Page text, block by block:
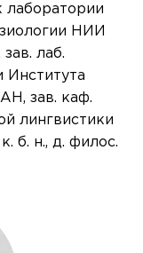
лаборатории
НИИ
лаб.
Института
зав. каф.
лингвистики
б. н., д. филос.